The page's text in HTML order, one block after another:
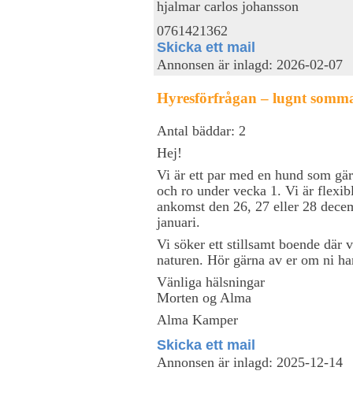
hjalmar carlos johansson
0761421362
Skicka ett mail
Annonsen är inlagd: 2026-02-07
Hyresförfrågan – lugnt
Antal bäddar: 2
Hej!
Vi är ett par med en hund som
och ro under vecka 1. Vi är
ankomst den 26, 27 eller 28
januari.
Vi söker ett stillsamt boende där
naturen. Hör gärna av er om ni
Vänliga hälsningar
Morten og Alma
Alma Kamper
Skicka ett mail
Annonsen är inlagd: 2025-12-14